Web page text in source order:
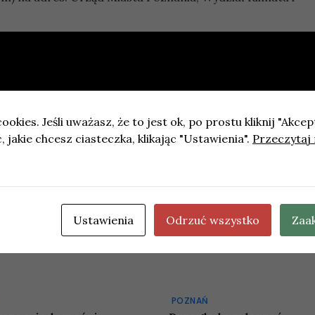
w Łodzi
remont fragmentu ulicy Starodworcowej w Wielkim
POZNAŃ
Jeśli uważasz, że to jest ok, po prostu kliknij
jakie chcesz ciasteczka, klikając "Ustawienia". Przeczytaj
Ustawienia Odrzuć wszystko